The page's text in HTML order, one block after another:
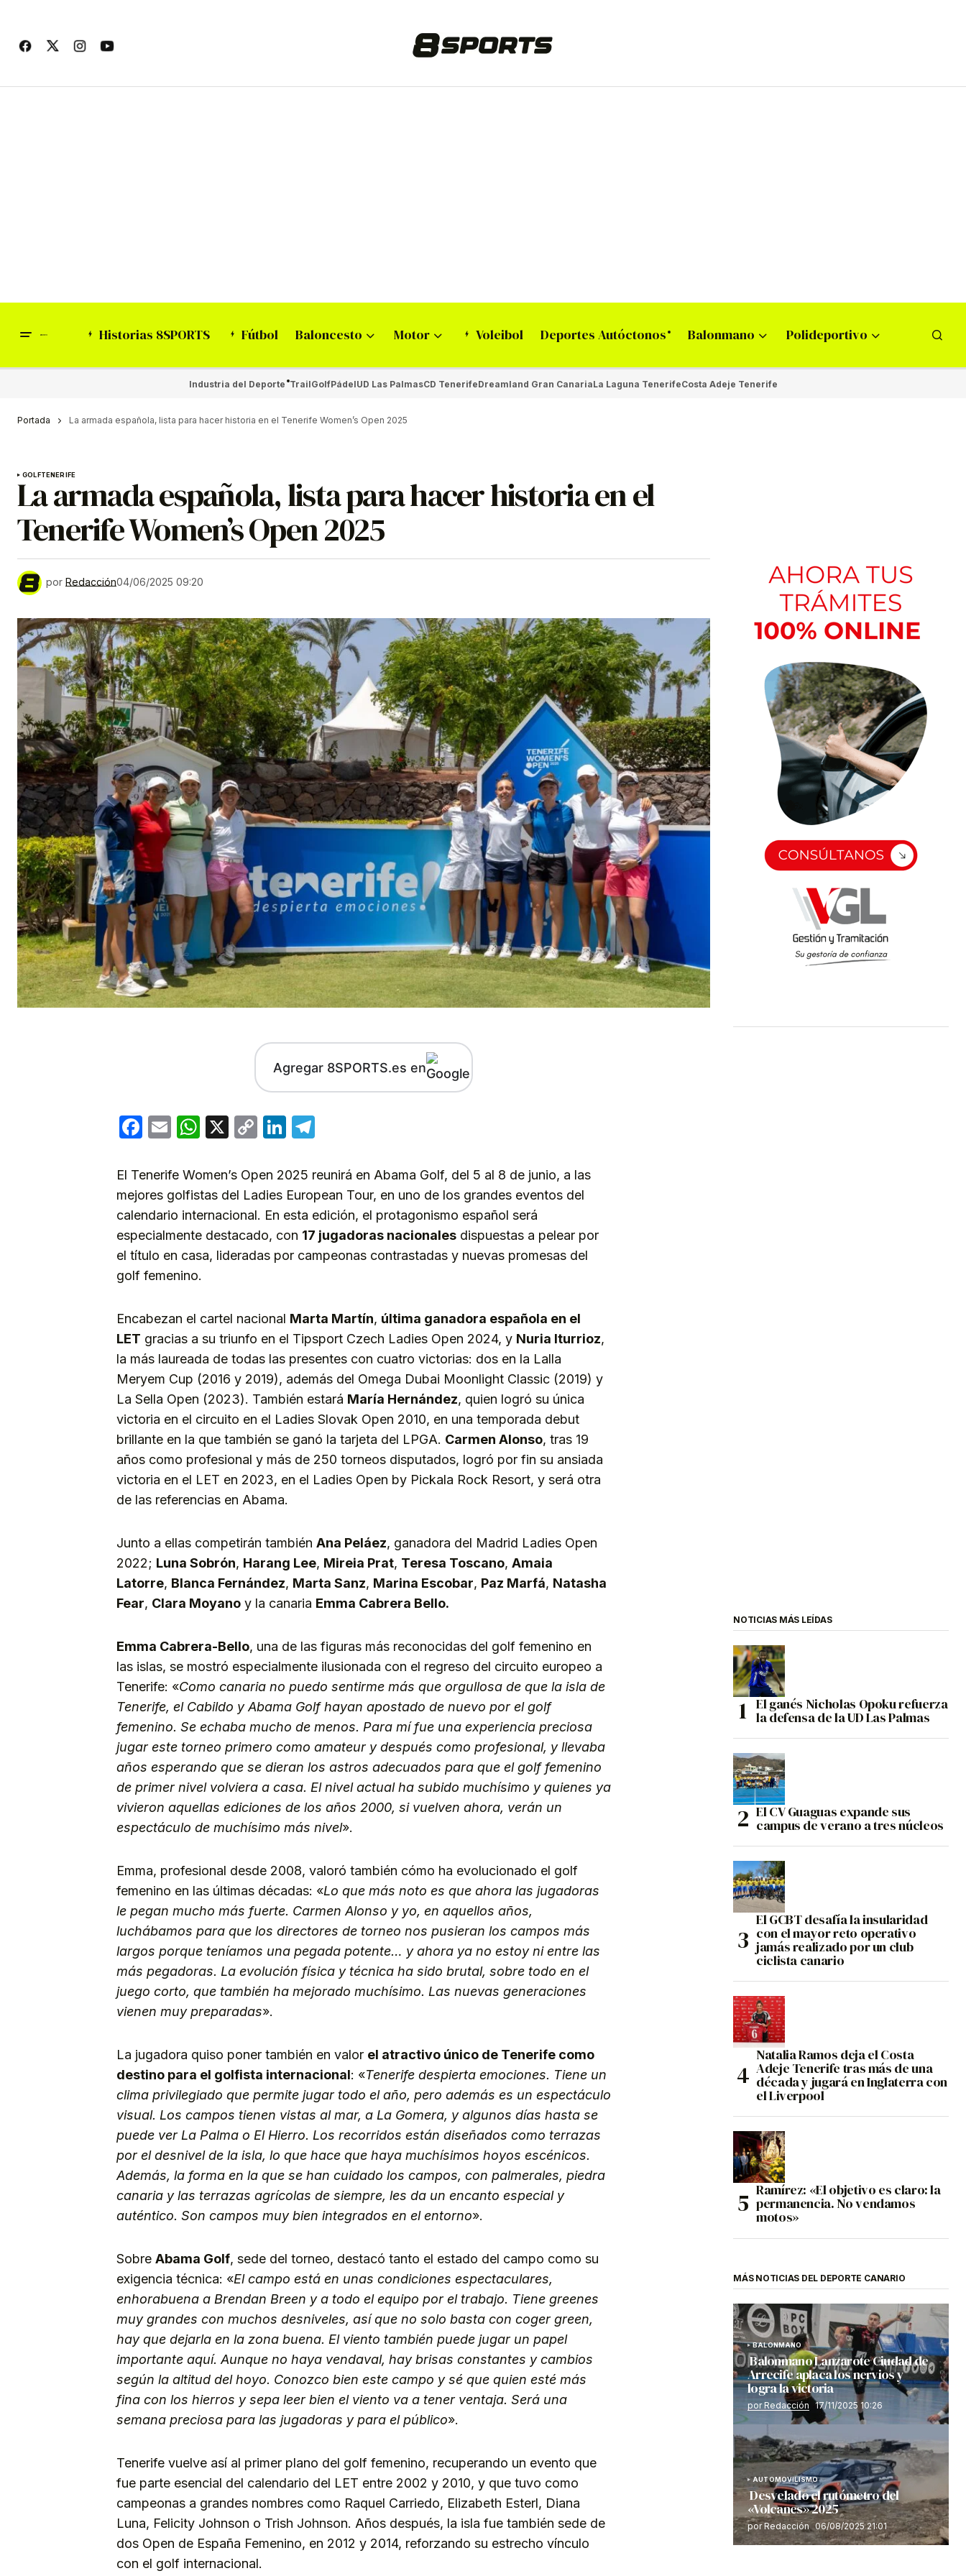
Historias 8SPORTS Fútbol Baloncesto Motor Voleibol Deportes Autóctonos Balonmano Polideportivo
Industria del Deporte TrailGolfPádelUD Las PalmasCD TenerifeDreamland Gran CanariaLa Laguna TenerifeCosta Adeje Tenerife
Portada La armada española, lista para hacer historia en el Tenerife Women’s Open 2025
GOLFTENERIFE
La armada española, lista para hacer historia en el
Tenerife Women’s Open 2025
por Redacción04/06/2025 09:20
Agregar 8SPORTS.es en
Facebook
EmailWhatsApp
X
CopyLinkedIn
El Tenerife Women’s Open 2025 reunirá en Abama Golf, del 5 al 8 de junio, a las
mejores golfistas del Ladies European Tour, en uno de los grandes eventos del
calendario internacional. En esta edición, el protagonismo español será
especialmente destacado, con 17 jugadoras nacionales dispuestas a pelear por
el título en casa, lideradas por campeonas contrastadas y nuevas promesas del
golf femenino.
Encabezan el cartel nacional Marta Martín, última ganadora española en el
LET gracias a su triunfo en el Tipsport Czech Ladies Open 2024, y Nuria Iturrioz,
la más laureada de todas las presentes con cuatro victorias: dos en la Lalla
Meryem Cup (2016 y 2019), además del Omega Dubai Moonlight Classic (2019) y
La Sella Open (2023). También estará María Hernández, quien logró su única
victoria en el circuito en el Ladies Slovak Open 2010, en una temporada debut
brillante en la que también se ganó la tarjeta del LPGA. Carmen Alonso, tras 19
años como profesional y más de 250 torneos disputados, logró por fin su ansiada
victoria en el LET en 2023, en el Ladies Open by Pickala Rock Resort, y será otra
de las referencias en Abama.
Junto a ellas competirán también Ana Peláez, ganadora del Madrid Ladies Open
2022; Luna Sobrón, Harang Lee, Mireia Prat, Teresa Toscano, Amaia
Latorre, Blanca Fernández, Marta Sanz, Marina Escobar, Paz Marfá, Natasha
Fear, Clara Moyano y la canaria Emma Cabrera Bello.
Emma Cabrera-Bello, una de las figuras más reconocidas del golf femenino en
las islas, se mostró especialmente ilusionada con el regreso del circuito europeo a
Tenerife: «Como canaria no puedo sentirme más que orgullosa de que la isla de
Tenerife, el Cabildo y Abama Golf hayan apostado de nuevo por el golf
femenino. Se echaba mucho de menos. Para mí fue una experiencia preciosa
jugar este torneo primero como amateur y después como profesional, y llevaba
años esperando que se dieran los astros adecuados para que el golf femenino
de primer nivel volviera a casa. El nivel actual ha subido muchísimo y quienes ya
vivieron aquellas ediciones de los años 2000, si vuelven ahora, verán un
espectáculo de muchísimo más nivel».
Emma, profesional desde 2008, valoró también cómo ha evolucionado el golf
femenino en las últimas décadas: «Lo que más noto es que ahora las jugadoras
le pegan mucho más fuerte. Carmen Alonso y yo, en aquellos años,
luchábamos para que los directores de torneo nos pusieran los campos más
largos porque teníamos una pegada potente… y ahora ya no estoy ni entre las
más pegadoras. La evolución física y técnica ha sido brutal, sobre todo en el
juego corto, que también ha mejorado muchísimo. Las nuevas generaciones
vienen muy preparadas».
La jugadora quiso poner también en valor el atractivo único de Tenerife como
destino para el golfista internacional: «Tenerife despierta emociones. Tiene un
clima privilegiado que permite jugar todo el año, pero además es un espectáculo
visual. Los campos tienen vistas al mar, a La Gomera, y algunos días hasta se
puede ver La Palma o El Hierro. Los recorridos están diseñados como terrazas
por el desnivel de la isla, lo que hace que haya muchísimos hoyos escénicos.
Además, la forma en la que se han cuidado los campos, con palmerales, piedra
canaria y las terrazas agrícolas de siempre, les da un encanto especial y
auténtico. Son campos muy bien integrados en el entorno».
Sobre Abama Golf, sede del torneo, destacó tanto el estado del campo como su
exigencia técnica: «El campo está en unas condiciones espectaculares,
enhorabuena a Brendan Breen y a todo el equipo por el trabajo. Tiene greenes
muy grandes con muchos desniveles, así que no solo basta con coger green,
hay que dejarla en la zona buena. El viento también puede jugar un papel
importante aquí. Aunque no haya vendaval, hay brisas constantes y cambios
según la altitud del hoyo. Conozco bien este campo y sé que quien esté más
fina con los hierros y sepa leer bien el viento va a tener ventaja. Será una
semana preciosa para las jugadoras y para el público».
Tenerife vuelve así al primer plano del golf femenino, recuperando un evento que
fue parte esencial del calendario del LET entre 2002 y 2010, y que tuvo como
campeonas a grandes nombres como Raquel Carriedo, Elizabeth Esterl, Diana
Luna, Felicity Johnson o Trish Johnson. Años después, la isla fue también sede de
dos Open de España Femenino, en 2012 y 2014, reforzando su estrecho vínculo
con el golf internacional.
NOTICIAS MÁS LEÍDAS
El ganés Nicholas Opoku refuerza
la defensa de la UD Las Palmas
El CV Guaguas expande sus
campus de verano a tres núcleos
El GCBT desafía la insularidad
con el mayor reto operativo
jamás realizado por un club
ciclista canario
Natalia Ramos deja el Costa
Adeje Tenerife tras más de una
década y jugará en Inglaterra con
el Liverpool
Ramírez: «El objetivo es claro: la
permanencia. No vendamos
motos»
MÁS NOTICIAS DEL DEPORTE CANARIO
BALONMANO
Balonmano Lanzarote Ciudad de
Arrecife aplaca los nervios y
logra la victoria
por Redacción 17/11/2025 10:26
AUTOMOVILISMO
Desvelado el rutómetro del
«Volcanes» 2025
por Redacción 06/08/2025 21:01